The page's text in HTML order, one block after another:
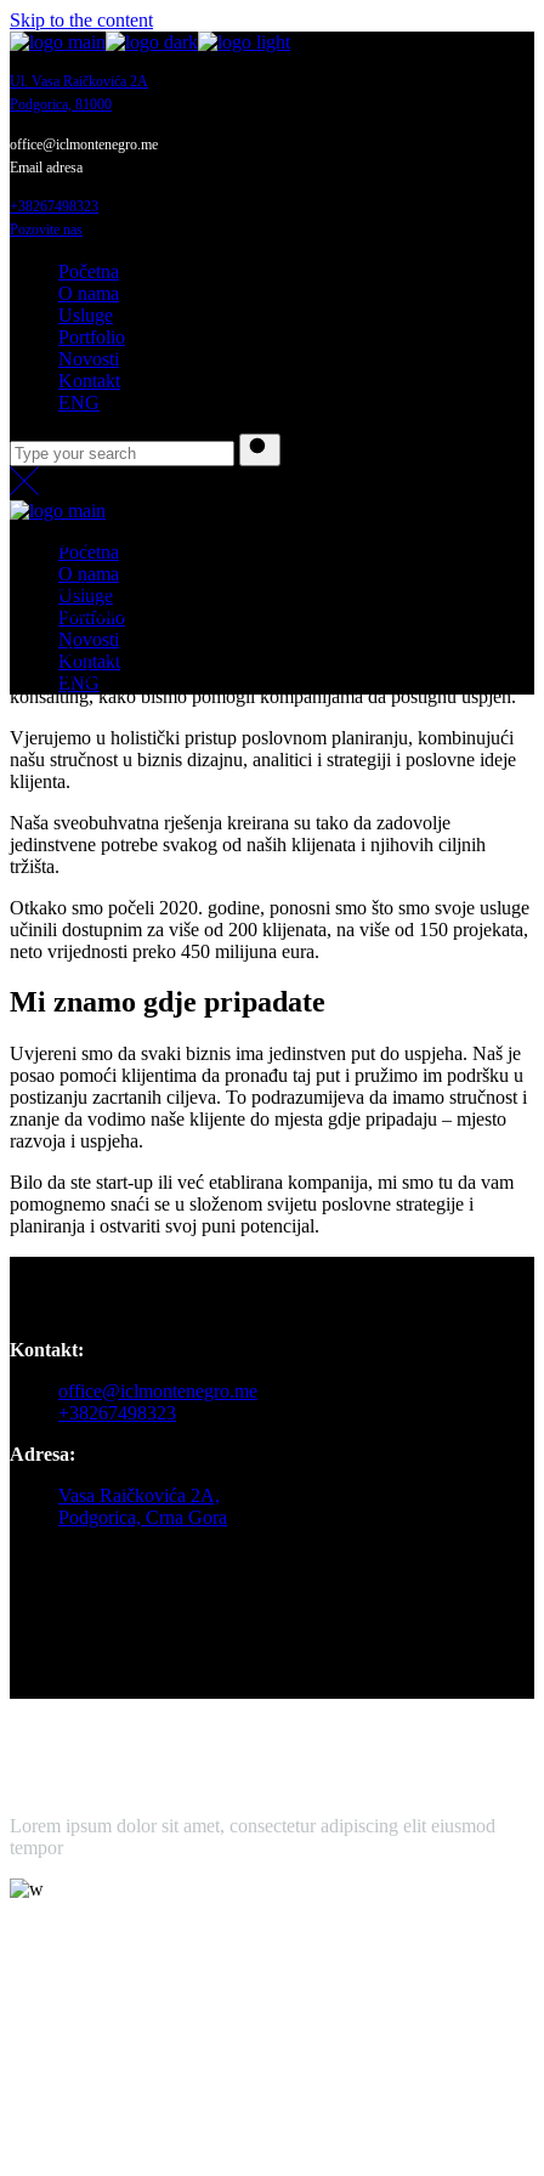
Skip to the content
Ul. Vasa Raičkovića 2A
Podgorica, 81000
office@iclmontenegro.me
Email adresa
+38267498323
Pozovite nas
Početna
O nama
Usluge
Portfolio
Novosti
Kontakt
ENG
Početna
O nama
Usluge
Portfolio
Novosti
Kontakt
ENG
O nama
Dobrodošli u ICL Montenegro – prvu
konsultantsku kuću za biznis dizajn u Crnoj Gori.
Specijalizovani smo za pružanje konkretnog dijapazona usluga
biznis savjetovanja, uključujući investicioni, finansijski i marketing
konsalting, kako bismo pomogli kompanijama da postignu uspjeh.
Vjerujemo u holistički pristup poslovnom planiranju, kombinujući
našu stručnost u biznis dizajnu, analitici i strategiji i poslovne ideje
klijenta.
Naša sveobuhvatna rješenja kreirana su tako da zadovolje
jedinstvene potrebe svakog od naših klijenata i njihovih ciljnih
tržišta.
Otkako smo počeli 2020. godine, ponosni smo što smo svoje usluge
učinili dostupnim za više od 200 klijenata, na više od 150 projekata,
neto vrijednosti preko 450 milijuna eura.
Mi znamo gdje pripadate
Uvjereni smo da svaki biznis ima jedinstven put do uspjeha. Naš je
posao pomoći klijentima da pronađu taj put i pružimo im podršku u
postizanju zacrtanih ciljeva. To podrazumijeva da imamo stručnost i
znanje da vodimo naše klijente do mjesta gdje pripadaju – mjesto
razvoja i uspjeha.
Bilo da ste start-up ili već etablirana kompanija, mi smo tu da vam
pomognemo snaći se u složenom svijetu poslovne strategije i
planiranja i ostvariti svoj puni potencijal.
Kontakt:
office@iclmontenegro.me
+38267498323
Adresa:
Vasa Raičkovića 2A,
Podgorica, Crna Gora
Lorem ipsum dolor sit amet, consectetur adipiscing elit eiusmod
tempor